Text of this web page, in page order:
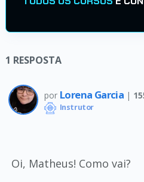
1 RESPOSTA
por Lorena Garcia |
Instrutor
Oi, Matheus! Como vai?